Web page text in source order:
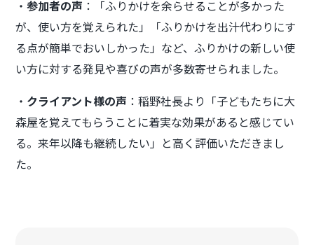
・参加者の声 ：「ふりかけを余らせることが多かった
が、使い方を覚えられた」「ふりかけを出汁代わりにす
る点が簡単でおいしかった」など、ふりかけの新しい使
い方に対する発見や喜びの声が多数寄せられました。
・ クライアント様の声 ：稲野社長より「子どもたちに大
森屋を覚えてもらうことに着実な効果があると感じてい
る。来年以降も継続したい」と高く評価いただきまし
た。